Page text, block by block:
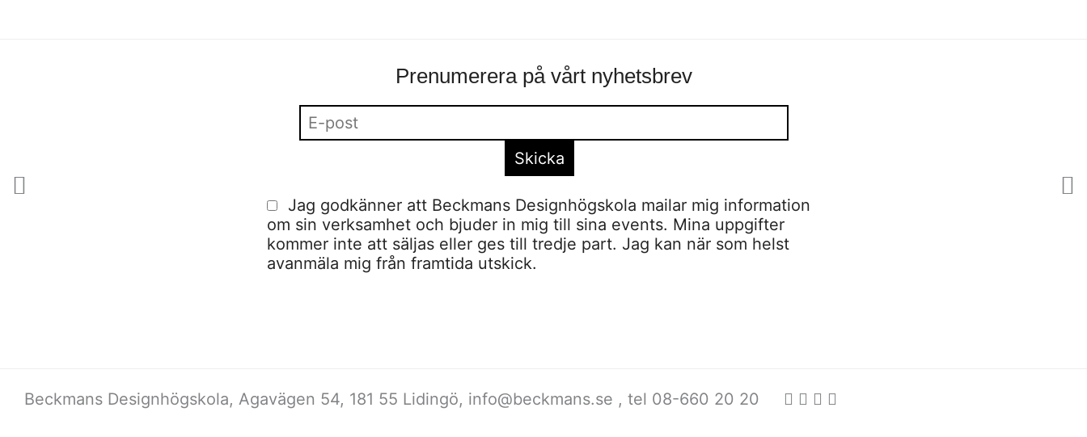
Prenumerera på vårt nyhetsbrev
Jag godkänner att Beckmans Designhögskola mailar mig information
om sin verksamhet och bjuder in mig till sina events. Mina uppgifter
kommer inte att säljas eller ges till tredje part. Jag kan när som helst
avanmäla mig från framtida utskick.
Beckmans Designhögskola, Agavägen 54, 181 55 Lidingö, info@beckmans.se , tel 08-660 20 20